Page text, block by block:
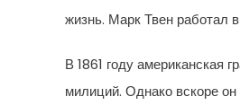
жизнь. Марк Твен работал
В 1861 году американская
милиций. Однако вскоре